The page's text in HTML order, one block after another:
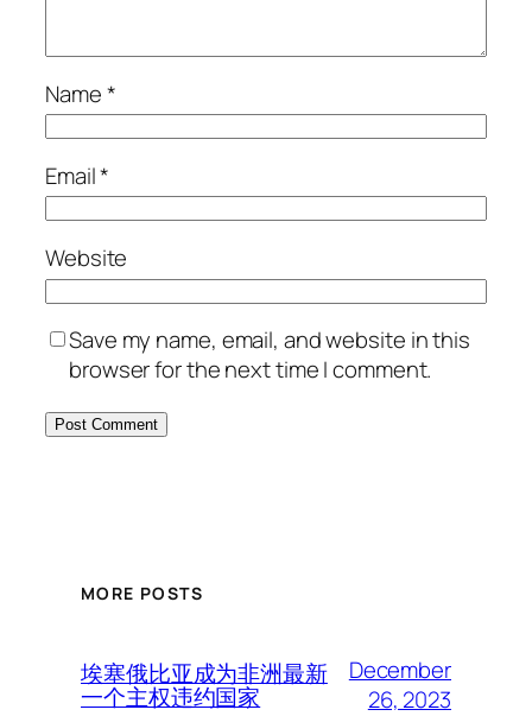
Name*
Email*
Website
Save my name, email, and website in this
browser for the next time I comment.
MORE POSTS
埃塞俄比亚成为非洲最新
一个主权违约国家
December
26, 2023